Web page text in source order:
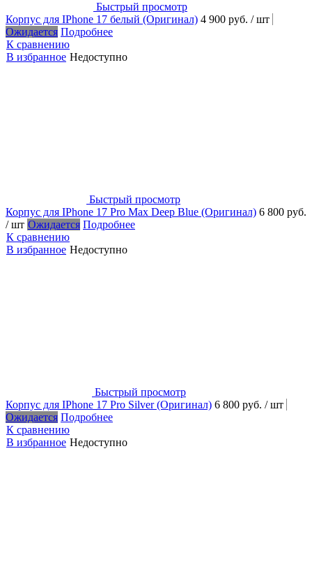
Быстрый просмотр
Корпус для IPhone 17 белый (Оригинал) 4 900 руб. / шт
Ожидается Подробнее
К сравнению
В избранное Недоступно
Быстрый просмотр
Корпус для IPhone 17 Pro Max Deep Blue (Оригинал) 6 800 руб.
/ шт Ожидается Подробнее
К сравнению
В избранное Недоступно
Быстрый просмотр
Корпус для IPhone 17 Pro Silver (Оригинал) 6 800 руб. / шт
Ожидается Подробнее
К сравнению
В избранное Недоступно